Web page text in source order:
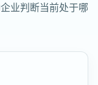
业判断当前处于哪